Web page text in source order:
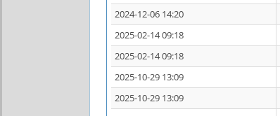
2024-12-06 14:20
2025-02-14 09:18
2025-02-14 09:18
2025-10-29 13:09
2025-10-29 13:09